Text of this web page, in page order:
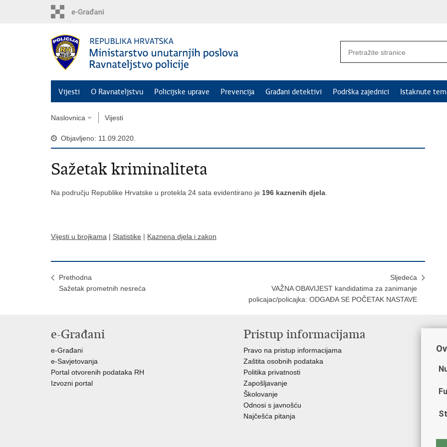
Vijesti O Ravnateljstvu Policijske uprave Prevencija Građani detektivi Podrška zajednici Istaknute
Naslovnica Vijesti
Objavljeno: 11.09.2020.
Sažetak kriminaliteta
Na području Republike Hrvatske u protekla 24 sata evidentirano je 196 kaznenih djela
Vijesti u brojkama | Statistike | Kaznena djela i zakon
Prethodna
Sažetak prometnih nesreća
Sljedeća
VAŽNA OBAVIJEST kandidatima za zanimanje
policajac/policajka: ODGAĐA SE POČETAK NASTAVE
e-Građani
e-Građani
e-Savjetovanja
Portal otvorenih podataka RH
Izvozni portal
Pristup informacijama
Pravo na pristup informacijama
Zaštita osobnih podataka
Politika privatnosti
Zapošljavanje
Školovanje
Odnosi s javnošću
Najčešća pitanja